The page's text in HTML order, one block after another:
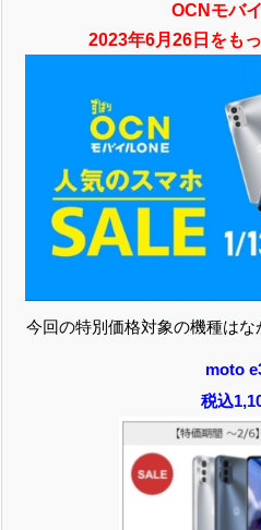
OCNモバ
2023年6月26日をも
今回の特別価格対象の機種はな
moto
税込